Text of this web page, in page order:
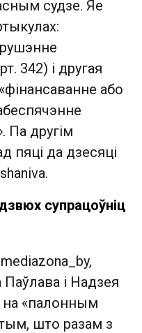
судзе. Яе
342) і другая
або
Па другім
пяці да дзесяці
супрацоўніц
і Надзея
«палонным
што разам з